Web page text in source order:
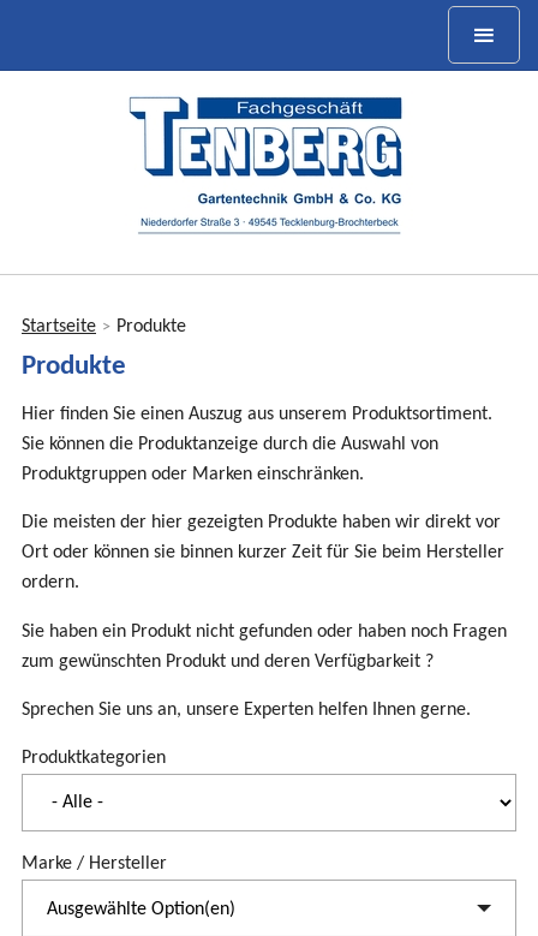
sind
hier
Startseite > Produkte
Produkte
Hier finden Sie einen Auszug aus unserem Produktsortiment.
Sie können die Produktanzeige durch die Auswahl von
Produktgruppen oder Marken einschränken.
Die meisten der hier gezeigten Produkte haben wir direkt vor
Ort oder können sie binnen kurzer Zeit für Sie beim Hersteller
ordern.
Sie haben ein Produkt nicht gefunden oder haben noch Fragen
zum gewünschten Produkt und deren Verfügbarkeit ?
Sprechen Sie uns an, unsere Experten helfen Ihnen gerne.
Produktkategorien
Marke / Hersteller
Ausgewählte Option(en)